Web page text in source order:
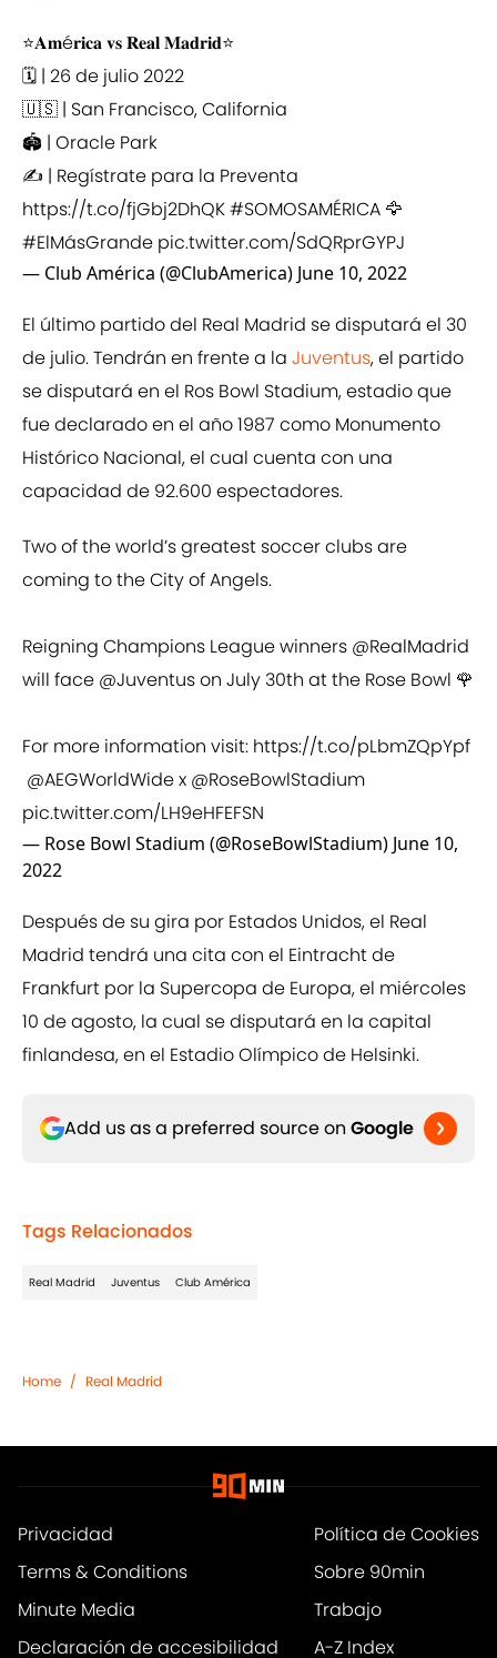
⭐️𝐀𝐦é𝐫𝐢𝐜𝐚 𝐯𝐬 𝐑𝐞𝐚𝐥 𝐌𝐚𝐝𝐫𝐢𝐝⭐️
🗓️ | 26 de julio 2022
🇺🇸 | San Francisco, California
🏟️ | Oracle Park
✍️ | Regístrate para la Preventa
https://t.co/fjGbj2DhQK#SOMOSAMÉRICA 🦅
#ElMásGrande pic.twitter.com/SdQRprGYPJ
— Club América (@ClubAmerica) June 10, 2022
El último partido del Real Madrid se disputará el 30
de julio. Tendrán en frente a la Juventus, el partido
se disputará en el Ros Bowl Stadium, estadio que
fue declarado en el año 1987 como Monumento
Histórico Nacional, el cual cuenta con una
capacidad de 92.600 espectadores.
Two of the world’s greatest soccer clubs are
coming to the City of Angels.
Reigning Champions League winners @RealMadrid
will face @Juventuson July 30th at the Rose Bowl 🌹
For more information visit: https://t.co/pLbmZQpYpf
@AEGWorldWidex @RoseBowlStadium
pic.twitter.com/LH9eHFEFSN
— Rose Bowl Stadium (@RoseBowlStadium) June 10,
2022
Después de su gira por Estados Unidos, el Real
Madrid tendrá una cita con el Eintracht de
Frankfurt por la Supercopa de Europa, el miércoles
10 de agosto, la cual se disputará en la capital
finlandesa, en el Estadio Olímpico de Helsinki.
Add us as a preferred source on Google
Tags Relacionados
Real Madrid Juventus Club América
Home / Real Madrid
Privacidad
Política de Cookies
Terms & Conditions
Sobre 90min
Minute Media
Trabajo
Declaración de accesibilidad
A-Z Index